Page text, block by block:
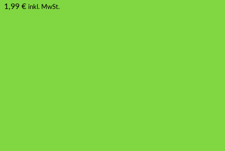
1,99 € inkl. MwSt.